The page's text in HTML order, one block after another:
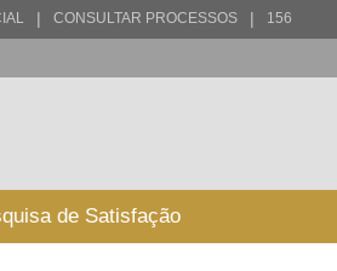
| CONSULTAR PROCESSOS | 156
de Satisfação